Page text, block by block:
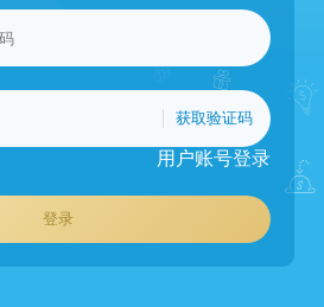
获取验证码
用户账号登录
登录